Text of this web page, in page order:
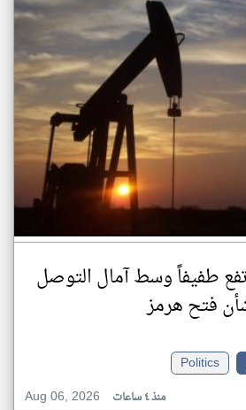
طفيفاً وسط آمال التوصل
فتح هرمز
Politics
Aug 06, 2026
منذ ٤ ساعات